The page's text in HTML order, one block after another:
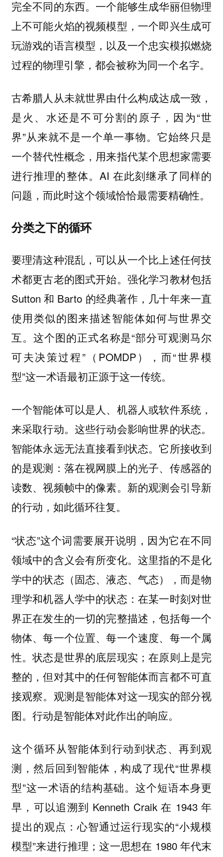
完全不同的东西。一个能够生成华丽但物理
上不可能火焰的视频模型，一个即兴生成可
玩游戏的语言模型，以及一个忠实模拟燃烧
过程的物理引擎，都会被称为同一个名字。
古希腊人从未就世界由什么构成达成一致，
是火、水还是不可分割的原子，因为“世
界”从来就不是一个单一事物。它始终只是
一个替代性概念，用来指代某个思想家需要
进行推理的整体。AI 在此刻继承了同样的
问题，而此时这个领域恰恰最需要精确性。
分类之下的循环
要理清这种混乱，可以从一个比上述任何技
术都更古老的图式开始。强化学习教材包括
Sutton 和 Barto 的经典著作，几十年来一直
使用类似的图来描述智能体如何与世界交
互。这个图的正式名称是“部分可观测马尔
可夫决策过程”（POMDP），而“世界模
型”这一术语最初正源于这一传统。
一个智能体可以是人、机器人或软件系统，
来采取行动。这些行动会影响世界的状态。
智能体永远无法直接看到状态。它所接收到
的是观测：落在视网膜上的光子、传感器的
读数、视频帧中的像素。新的观测会引导新
的行动，如此循环往复。
“状态”这个词需要展开说明，因为它在不同
领域中的含义会有所变化。这里指的不是化
学中的状态（固态、液态、气态），而是物
理学和机器人学中的状态：在某一时刻对世
界正在发生的一切的完整描述，包括每一个
物体、每一个位置、每一个速度、每一个属
性。状态是世界的底层现实；在原则上是完
整的，但对其中的任何智能体而言都不可直
接观察。观测是智能体对这一现实的部分视
图。行动是智能体对此作出的响应。
这个循环从智能体到行动到状态、再到观
测，然后回到智能体，构成了现代“世界模
型”这一术语的结构基础。这个短语本身更
早，可以追溯到 Kenneth Craik 在 1943 年
提出的观点：心智通过运行现实的“小规模
模型”来进行推理；这一思想在 1980 年代末